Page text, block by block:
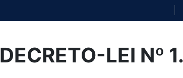
DECRETO-LEI Nº